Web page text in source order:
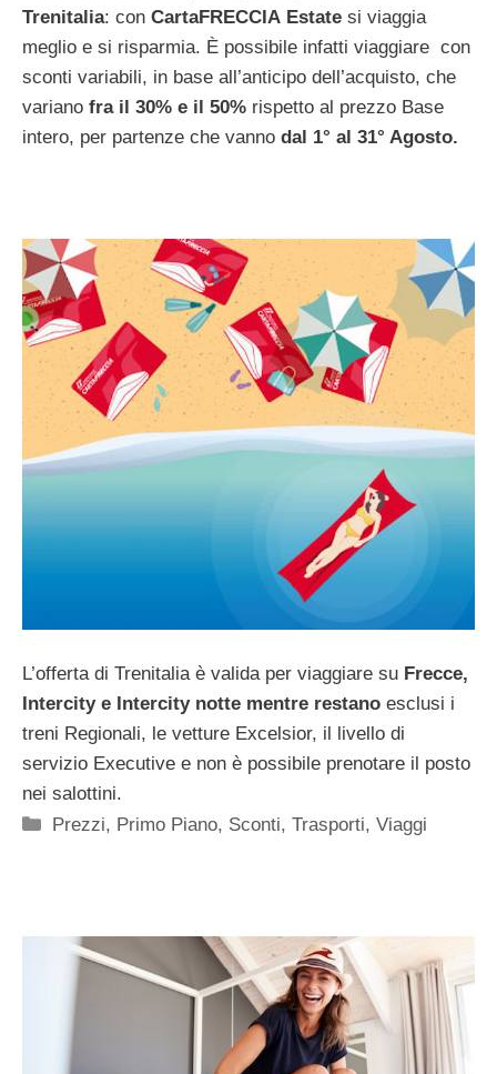
Trenitalia: con CartaFRECCIA Estate si viaggia
meglio e si risparmia. È possibile infatti viaggiare con
sconti variabili, in base all’anticipo dell’acquisto, che
variano fra il 30% e il 50% rispetto al prezzo Base
intero, per partenze che vanno dal 1° al 31° Agosto.
L’offerta di Trenitalia è valida per viaggiare su Frecce,
Intercity e Intercity notte mentre restano esclusi i
treni Regionali, le vetture Excelsior, il livello di
servizio Executive e non è possibile prenotare il posto
nei salottini.
Categorie
Prezzi, Primo Piano, Sconti,Trasporti,Viaggi